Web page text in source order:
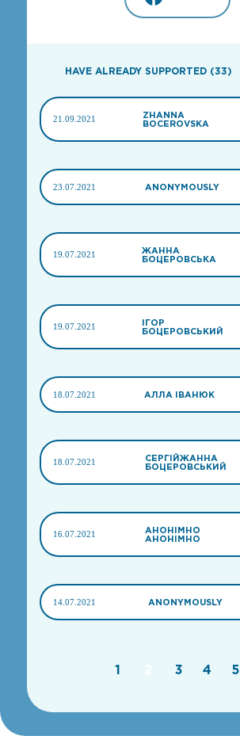
HAVE ALREADY SUPPORTED (33)
21.09.2021
ZHANNA
BOCEROVSKA
23.07.2021 ANONYMOUSLY
19.07.2021
ЖАННА
БОЦЕРОВСЬКА
19.07.2021
ІГОР
БОЦЕРОВСЬКИЙ
18.07.2021 АЛЛА ІВАНЮК
18.07.2021
СЕРГІЙЖАННА
БОЦЕРОВСЬКИЙ
16.07.2021
АНОНІМНО
АНОНІМНО
14.07.2021 ANONYMOUSLY
1 3 4 5